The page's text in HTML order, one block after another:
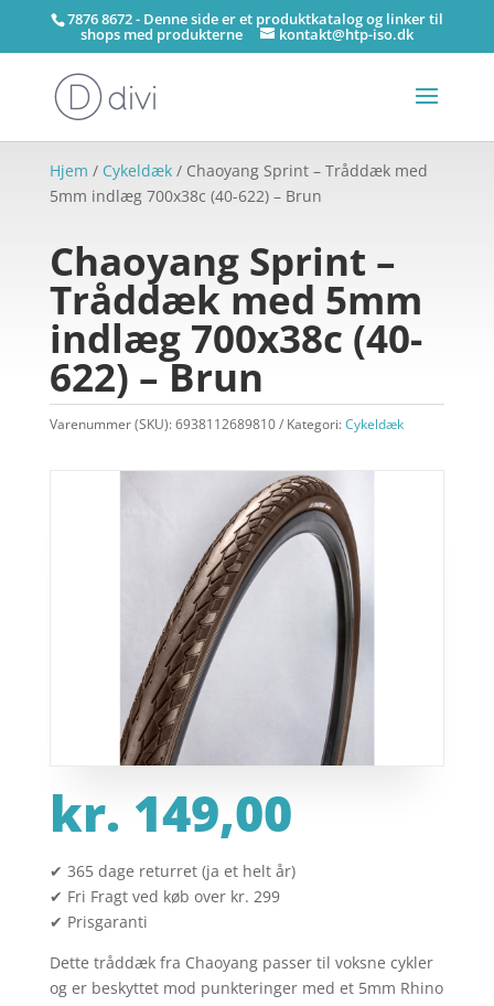
7876 8672 - Denne side er et produktkatalog og linker til
shops med produkterne kontakt@htp-iso.dk
Hjem / Cykeldæk/ Chaoyang Sprint – Tråddæk med
5mm indlæg 700x38c (40-622) – Brun
Chaoyang Sprint –
Tråddæk med 5mm
indlæg 700x38c (40-
622) – Brun
Varenummer (SKU):6938112689810 Kategori:Cykeldæk
kr. 149,00
✔ 365 dage returret (ja et helt år)
✔ Fri Fragt ved køb over kr. 299
✔ Prisgaranti
Dette tråddæk fra Chaoyang passer til voksne cykler
og er beskyttet mod punkteringer med et 5mm Rhino